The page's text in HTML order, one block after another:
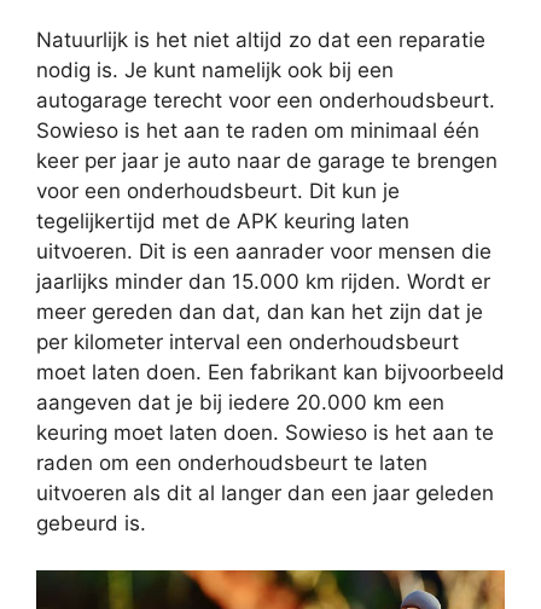
Natuurlijk is het niet altijd zo dat een reparatie
nodig is. Je kunt namelijk ook bij een
autogarage terecht voor een onderhoudsbeurt.
Sowieso is het aan te raden om minimaal één
keer per jaar je auto naar de garage te brengen
voor een onderhoudsbeurt. Dit kun je
tegelijkertijd met de APK keuring laten
uitvoeren. Dit is een aanrader voor mensen die
jaarlijks minder dan 15.000 km rijden. Wordt er
meer gereden dan dat, dan kan het zijn dat je
per kilometer interval een onderhoudsbeurt
moet laten doen. Een fabrikant kan bijvoorbeeld
aangeven dat je bij iedere 20.000 km een
keuring moet laten doen. Sowieso is het aan te
raden om een onderhoudsbeurt te laten
uitvoeren als dit al langer dan een jaar geleden
gebeurd is.